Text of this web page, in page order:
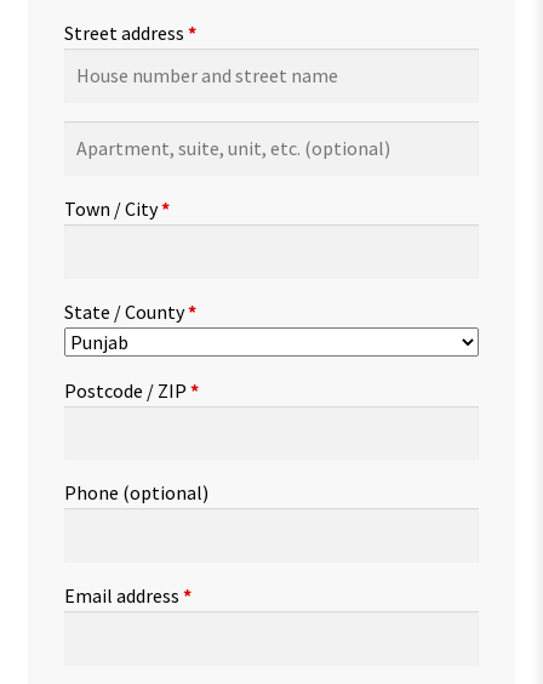
Street address *
suite,
etc.(optional)
Town / City*
State / County*
Postcode / ZIP *
Phone (optional)
Email address *